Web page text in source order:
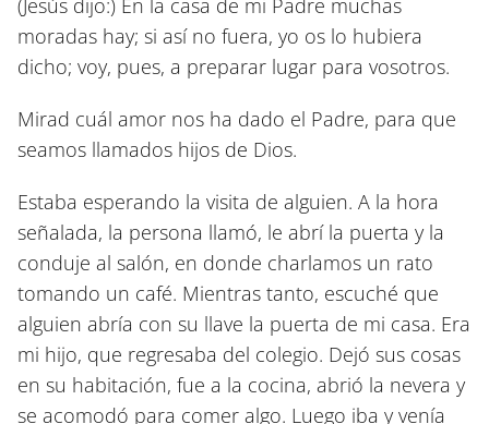
(Jesús dijo:) En la casa de mi Padre muchas
moradas hay; si así no fuera, yo os lo hubiera
dicho; voy, pues, a preparar lugar para vosotros.
Mirad cuál amor nos ha dado el Padre, para que
seamos llamados hijos de Dios.
Estaba esperando la visita de alguien. A la hora
señalada, la persona llamó, le abrí la puerta y la
conduje al salón, en donde charlamos un rato
tomando un café. Mientras tanto, escuché que
alguien abría con su llave la puerta de mi casa. Era
mi hijo, que regresaba del colegio. Dejó sus cosas
en su habitación, fue a la cocina, abrió la nevera y
se acomodó para comer algo. Luego iba y venía